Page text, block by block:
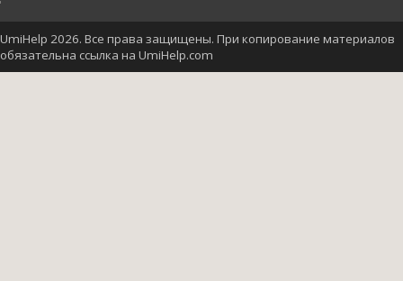
UmiHelp 2026. Все права защищены. При копирование материалов
обязательна ссылка на UmiHelp.com